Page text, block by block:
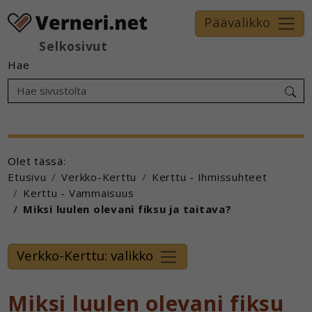
Selkosivut
Päävalikko
Hae
Olet tässä:
Etusivu
Verkko-Kerttu
Kerttu - Ihmissuhteet
Kerttu - Vammaisuus
Miksi luulen olevani fiksu ja taitava?
Verkko-Kerttu: valikko
Miksi luulen olevani fiksu